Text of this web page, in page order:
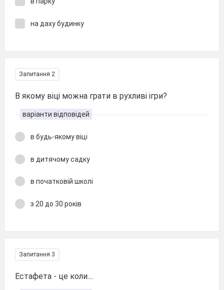
на даху будинку
Запитання 2
В якому віці можна грати в рухливі ігри?
варіанти відповідей
в будь-якому віці
в дитячому садку
в початковій школі
з 20 до 30 років
Запитання 3
Естафета - це коли....